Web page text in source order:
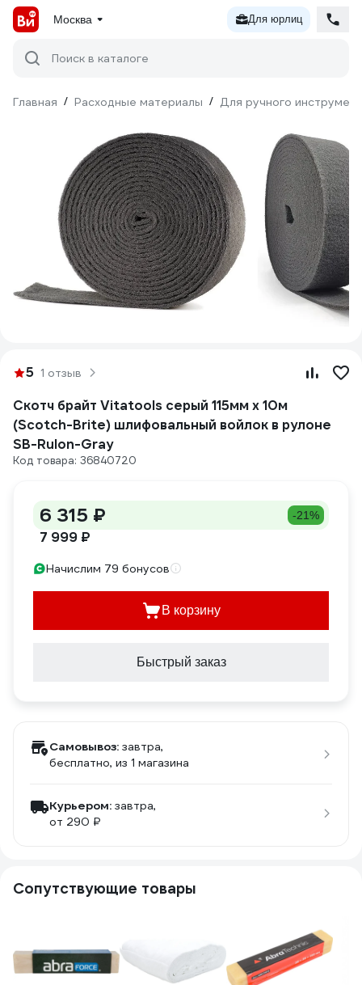
Москва Для юрлиц
Поиск в каталоге
Главная / Расходные материалы / Для ручного
5 1 отзыв
Скотч брайт Vitatools серый 115мм х 10м
(Scotch-Brite) шлифовальный войлок в рулоне
SB-Rulon-Gray
Код товара: 36840720
6 315 ₽ -21%
7 999 ₽
Начислим 79 бонусов
В корзину
Быстрый заказ
Самовывоз: завтра,
бесплатно, из 1 магазина
Курьером: завтра,
от 290 ₽
Сопутствующие товары